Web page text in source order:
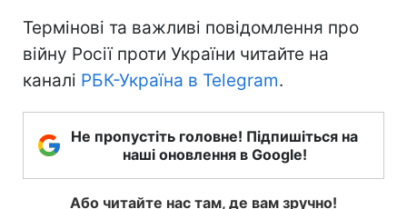
Термінові та важливі повідомлення про
війну Росії проти України читайте на
каналі РБК-Україна в Telegram.
Не пропустіть головне! Підпишіться на
наші оновлення в Google!
Або читайте нас там, де вам зручно!